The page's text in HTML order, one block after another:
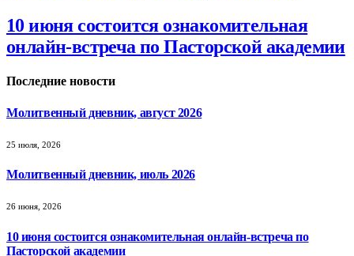
10 июня состоится ознакомительная
онлайн-встреча по Пасторской академии
Последние новости
Молитвенный дневник, август 2026
25 июля, 2026
Молитвенный дневник, июль 2026
26 июня, 2026
10 июня состоится ознакомительная онлайн-встреча по
Пасторской академии